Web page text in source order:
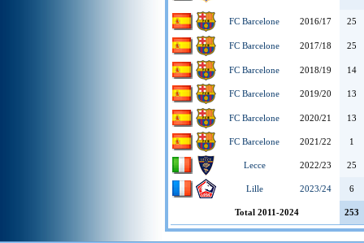
FC Barcelone 2016/17 25
FC Barcelone 2017/18 25
FC Barcelone 2018/19 14
FC Barcelone 2019/20 13
FC Barcelone 2020/21 13
FC Barcelone 2021/22 1
Lecce 2022/23 25
Lille 2023/24 6
Total 2011-2024 253